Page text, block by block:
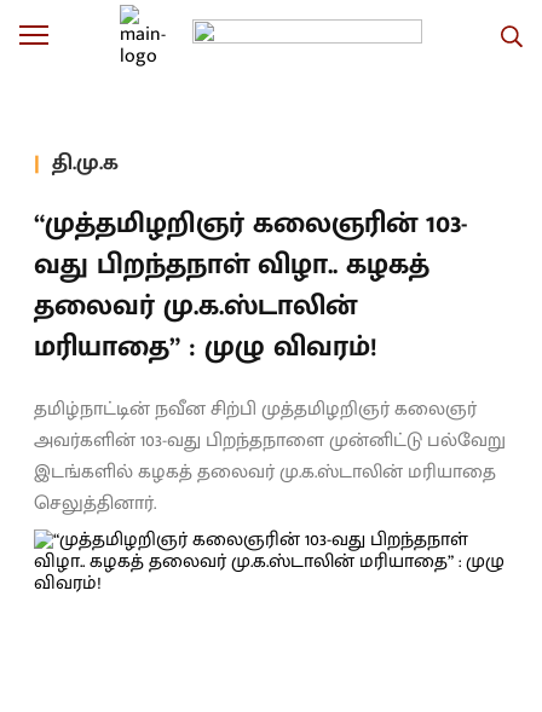
தி.மு.க
“முத்தமிழறிஞர் கலைஞரின் 103-
வது பிறந்தநாள் விழா.. கழகத்
தலைவர் மு.க.ஸ்டாலின்
மரியாதை” : முழு விவரம்!
தமிழ்நாட்டின் நவீன சிற்பி முத்தமிழறிஞர் கலைஞர்
அவர்களின் 103-வது பிறந்தநாளை முன்னிட்டு பல்வேறு
இடங்களில் கழகத் தலைவர் மு.க.ஸ்டாலின் மரியாதை
செலுத்தினார்.